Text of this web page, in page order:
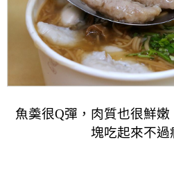
魚羮很Q彈，肉質也很鮮嫩
塊吃起來不過